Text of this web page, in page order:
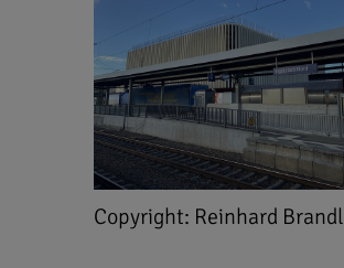
Copyright: Reinhard Brandl